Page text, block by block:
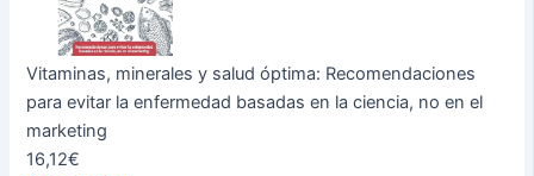
Vitaminas, minerales y salud óptima: Recomendaciones
para evitar la enfermedad basadas en la ciencia, no en el
marketing
16,12€